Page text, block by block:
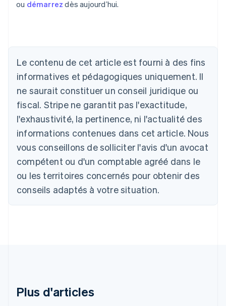
ou démarrez dès aujourd’hui.
Le contenu de cet article est fourni à des fins
informatives et pédagogiques uniquement. Il
ne saurait constituer un conseil juridique ou
fiscal. Stripe ne garantit pas l'exactitude,
l'exhaustivité, la pertinence, ni l'actualité des
informations contenues dans cet article. Nous
vous conseillons de solliciter l'avis d'un avocat
compétent ou d'un comptable agréé dans le
ou les territoires concernés pour obtenir des
conseils adaptés à votre situation.
Plus d'articles
DeutschEnglish
Australie
English
Autriche
DeutschEnglish
NederlandsFrançaisDeutschEnglish
Brésil
Português
Bulgarie
English
Canada
Chine continentale
简体中文English
Español English